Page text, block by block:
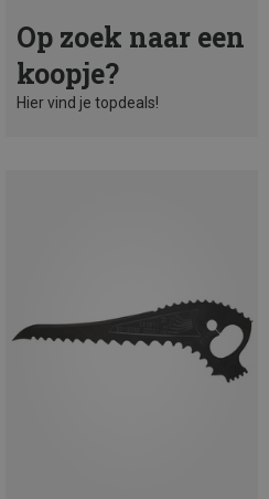
Op zoek naar een
koopje?
Hier vind je topdeals!